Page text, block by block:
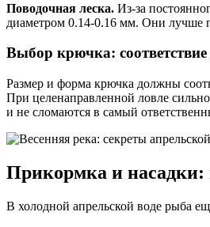
Поводочная леска. Из-за
диаметром 0.14-0.16 мм. Они лучше
Выбор крючка:
Размер и форма крючка должны
При целенаправленной ловле
и не сломаются в самый
Прикормка и насадки:
В холодной апрельской воде рыба